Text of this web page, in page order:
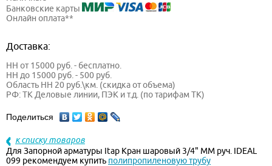
Банковские карты
Онлайн оплата**
Доставка:
НН от 15000 руб. - бесплатно.
НН до 15000 руб. - 500 руб.
Область НН 20 руб.\км. (скидка от объема)
РФ: ТК Деловые линии, ПЭК и т.д. (по тарифам ТК)
Поделиться
к списку товаров
Для Запорной арматуры Itap Кран шаровый 3/4" MM руч. IDEAL
099 рекомендуем купить полипропиленовую трубу